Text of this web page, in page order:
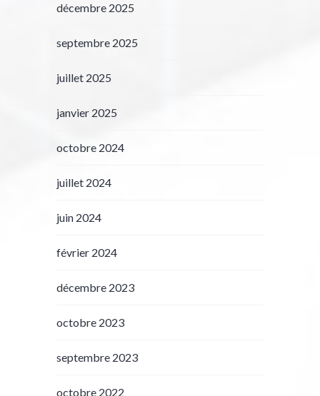
décembre 2025
septembre 2025
juillet 2025
janvier 2025
octobre 2024
juillet 2024
juin 2024
février 2024
décembre 2023
octobre 2023
septembre 2023
octobre 2022